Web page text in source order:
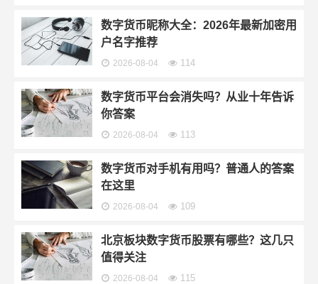
数字货币昵称大全：2026年最新加密用
户名字推荐
2026-08-04 114
数字货币平台会消失吗？从业十年告诉
你答案
2026-08-04 113
数字货币对手机有用吗？普通人的答案
在这里
2026-08-04 109
北京板块数字货币股票有哪些？这几只
值得关注
2026-08-04 115